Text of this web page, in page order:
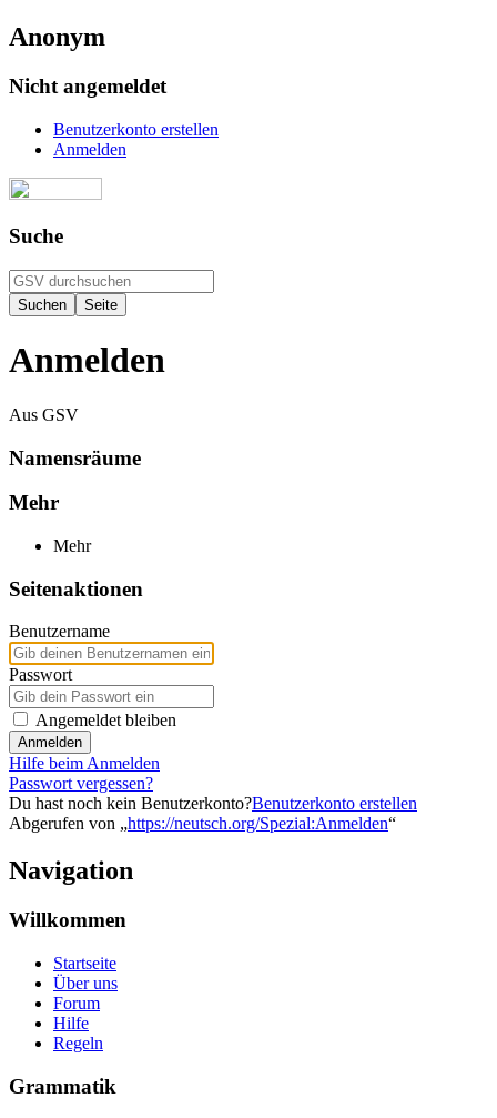
Anonym
Nicht angemeldet
Benutzerkonto erstellen
Anmelden
Suche
Anmelden
Aus GSV
Namensräume
Mehr
Mehr
Seitenaktionen
Benutzername
Passwort
Angemeldet bleiben
Anmelden
Hilfe beim Anmelden
Passwort vergessen?
Du hast noch kein Benutzerkonto?Benutzerkonto erstellen
Abgerufen von „https://neutsch.org/Spezial:Anmelden“
Navigation
Willkommen
Startseite
Über uns
Forum
Hilfe
Regeln
Grammatik